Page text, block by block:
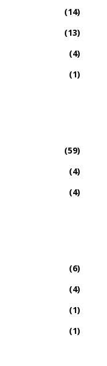
(14)
(13)
(4)
(1)
(59)
(4)
(4)
(6)
(4)
(1)
(1)